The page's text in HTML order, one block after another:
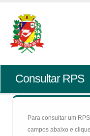
Consultar RPS
Para consultar um
campos abaixo e